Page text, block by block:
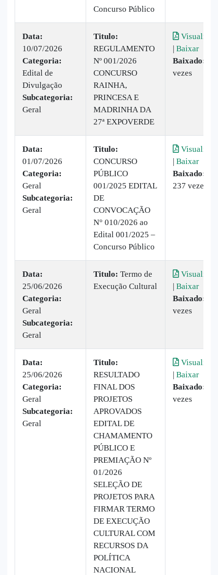
Concurso Público
Data:
10/07/2026
Categoria:
Edital de
Divulgação
Subcategoria:
Geral
Titulo:
REGULAMENTO
Nº 001/2026
CONCURSO
RAINHA,
PRINCESA E
MADRINHA DA
27ª EXPOVERDE
Visualizar
| Baixar
Baixado:
vezes
Data:
01/07/2026
Categoria:
Geral
Subcategoria:
Geral
Titulo:
CONCURSO
PÚBLICO
001/2025 EDITAL
DE
CONVOCAÇÃO
N° 010/2026 ao
Edital 001/2025 –
Concurso Público
Visualizar
| Baixar
Baixado:
237 vezes
Data:
25/06/2026
Categoria:
Geral
Subcategoria:
Geral
Titulo: Termo de
Execução Cultural
Visualizar
| Baixar
Baixado:
vezes
Data:
25/06/2026
Categoria:
Geral
Subcategoria:
Geral
Titulo:
RESULTADO
FINAL DOS
PROJETOS
APROVADOS
EDITAL DE
CHAMAMENTO
PÚBLICO E
PREMIAÇÃO Nº
01/2026
SELEÇÃO DE
PROJETOS PARA
FIRMAR TERMO
DE EXECUÇÃO
CULTURAL COM
RECURSOS DA
POLÍTICA
NACIONAL
Visualizar
| Baixar
Baixado:
vezes